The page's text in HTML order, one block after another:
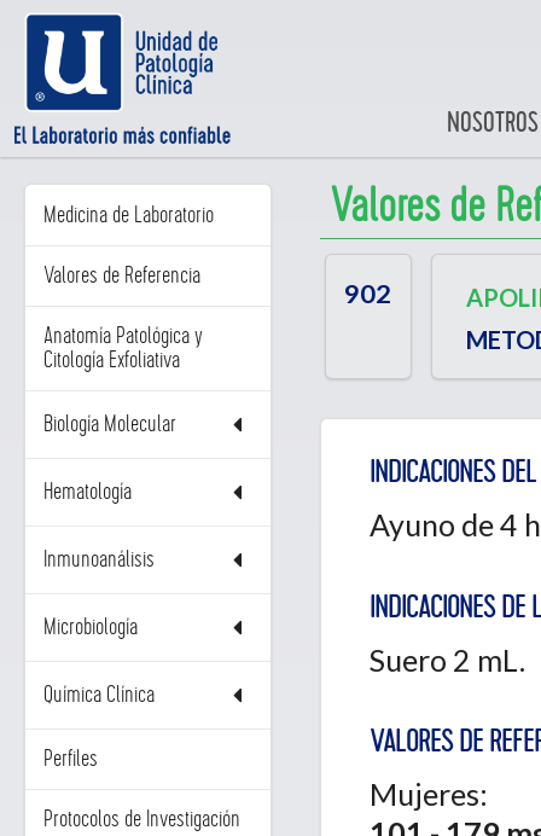
NOSOTROS
Medicina de Laboratorio
Valores de Referencia
Anatomía Patológica y
Citología Exfoliativa
Biología Molecular
Hematología
Inmunoanálisis
Microbiología
Química Clínica
Perfiles
Protocolos de Investigación
Valores de
902
INDICACIONES
Ayuno de 4
INDICACIONES DE
Suero 2 mL.
VALORES DE
Mujeres: